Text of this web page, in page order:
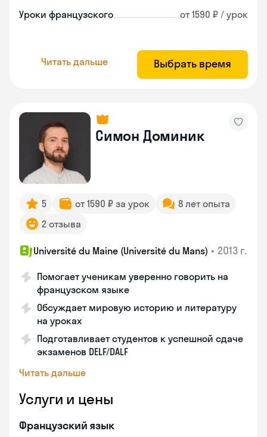
Уроки французского от 1590 ₽ / урок
Читать дальше Выбрать время
Симон Доминик
5 от 1590 ₽ за урок
8 лет опыта
2 отзыва
Université du Maine (Université du Mans) • 2013 г.
Помогает ученикам уверенно говорить на
французском языке
Обсуждает мировую историю и литературу
на уроках
Подготавливает студентов к успешной сдаче
экзаменов DELF/DALF
Читать дальше
Услуги и цены
Французский язык